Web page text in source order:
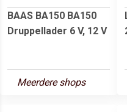
BAAS BA150 BA150
Druppellader 6 V, 12 V
Meerdere shops